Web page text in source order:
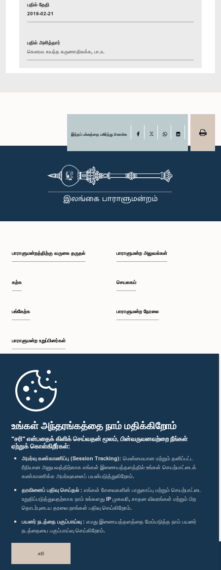
உங்கள் அந்தரங்கத்தை நாம் மதிக்கிறோம்
"சரி" என்பதைக் கிளிக் செய்வதன் மூலம், பின்வருவனவற்றை நீங்கள்
ஏற்றுக் கொள்கிறீர்கள்:
அமர்வு கண்காணிப்பு (Session Tracking): மென்மையான மற்றும் தனிப்பட்ட
ரீதியான அனுபவத்திற்காக எங்கள் இணையத்தளத்தில் உங்கள் செயற்பாட்டைக்
கண்காணிக்க அமர்வுகளைப் பயன்படுத்துகிறோம்.
தரவினைப் பதிவு செய்தல் : எங்கள் சேவைகளின் பாதுகாப்பு மற்றும் செயற்பாட்டை
உறுதிப்படுத்துவதற்காக நாம் உங்களது IP முகவரி, சாதன விவரங்கள் மற்றும் பிற
தொடர்புடைய தரவை நாங்கள் பதிவு செய்கிறோம்.
பயனர் நடத்தை பகுப்பாய்வு : எமது இணையத்தளத்தை மேம்படுத்த நாம் பயனர்
நடத்தையை பகுப்பாய்வு செய்கிறோம்.
சரி
பதில் தேதி
2019-02-21
பதில் அளித்தார்
கௌரவ கயந்த கருணாதிலக்க, பா.உ.
இந்தப் பக்கத்தை பகிர்ந்து கொள்க Facebook
பாராளுமன்றத்திற்கு வருகை தருதல்
கற்க
பங்கேற்க
பாராளுமன்ற உறுப்பினர்கள்
முதற்பக்கம்
பாராளுமன்ற அலுவல்கள்
செயலகம்
பாராளுமன்ற நேரலை
பாராளுமன்ற கையடக்க செயலி
எம்மை பின்தொடர்க :
விருதுகள்
தனியுரிமைக் கொள்கை